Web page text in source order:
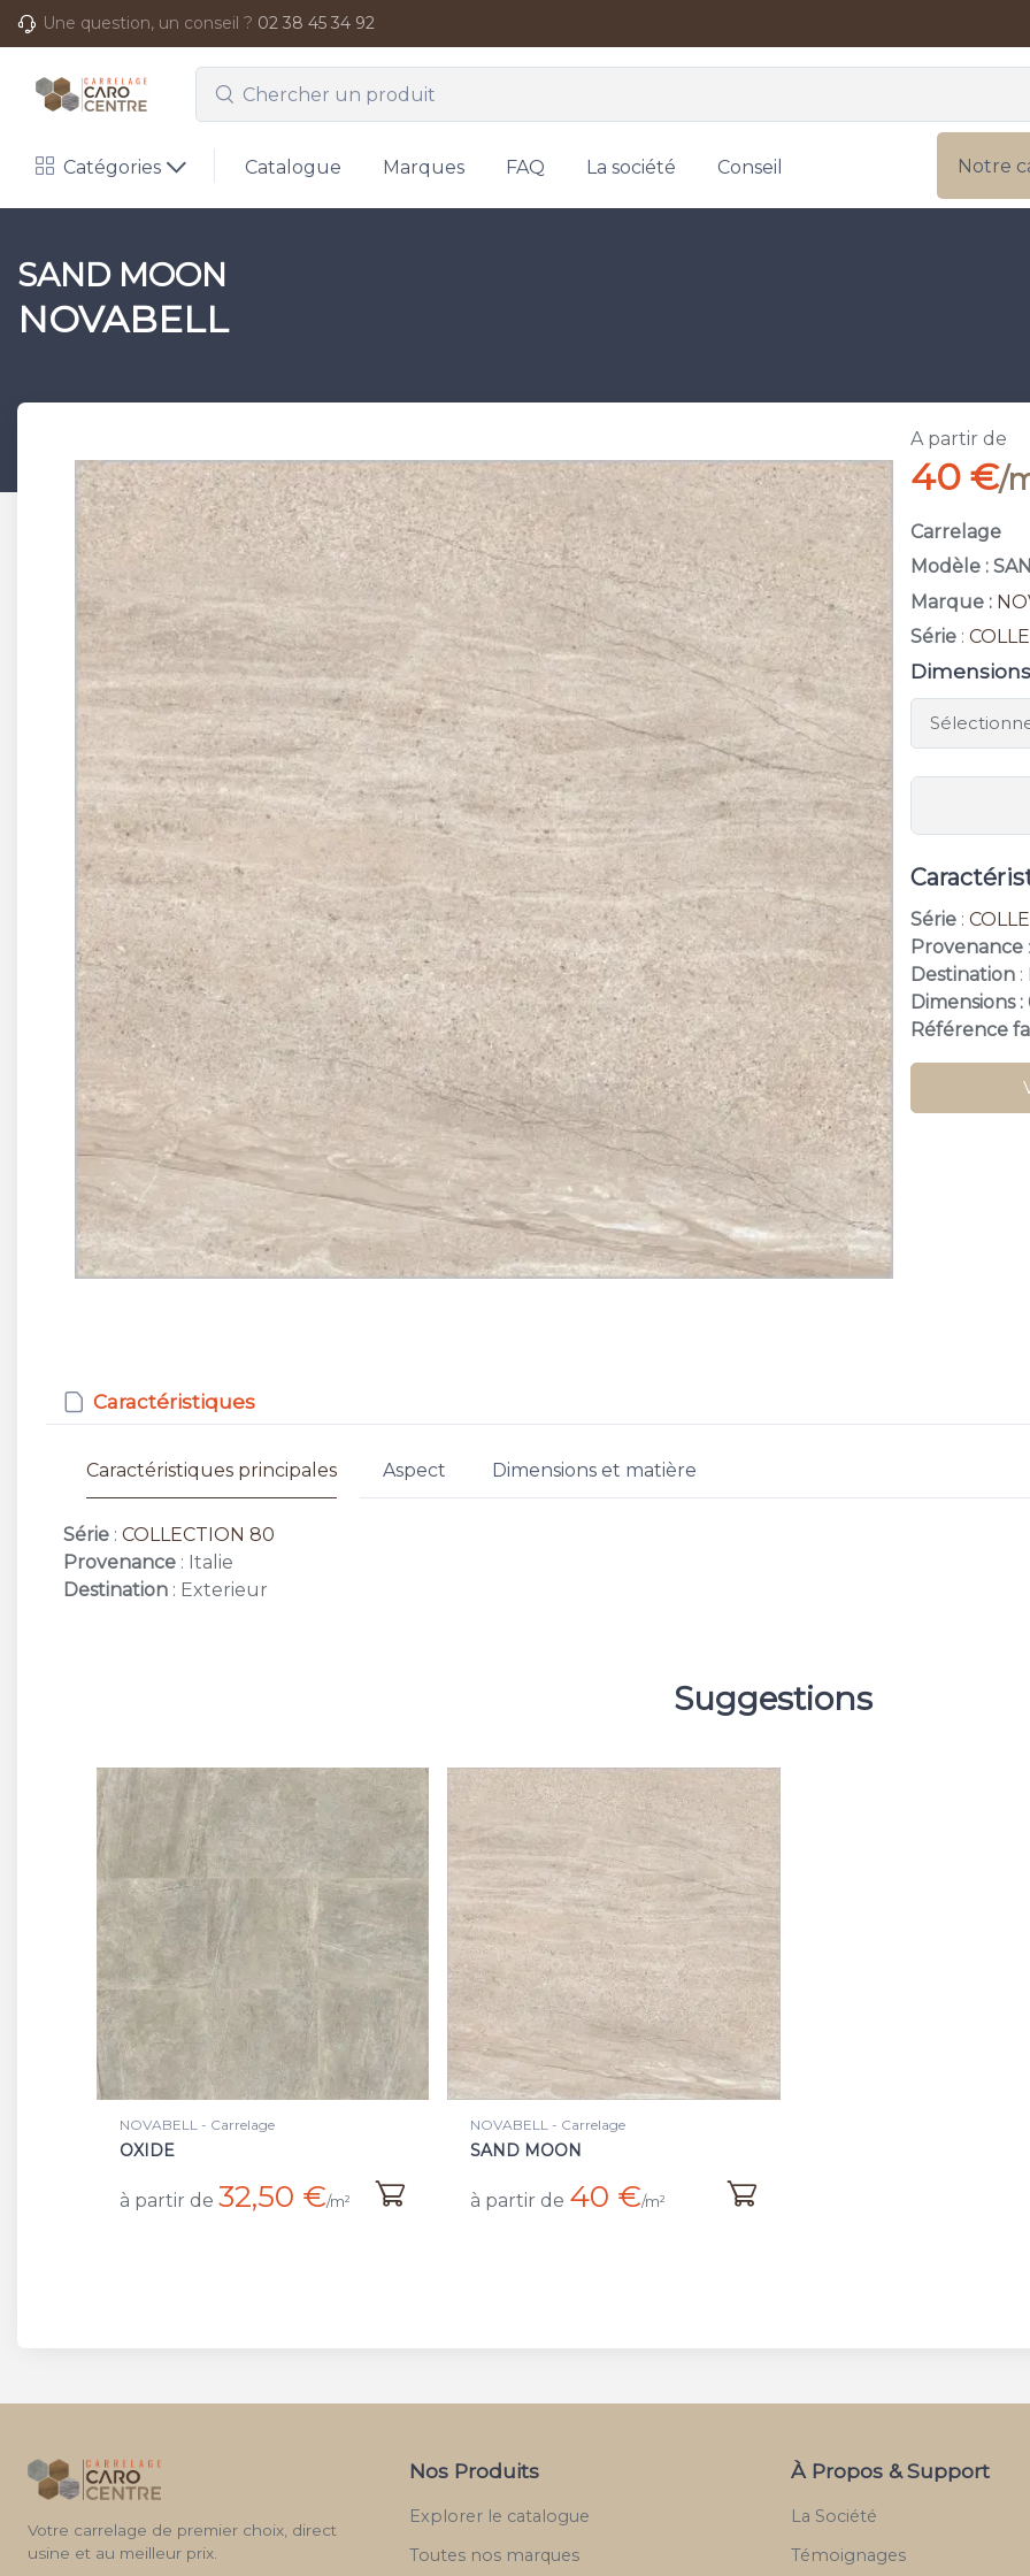
Une question, un conseil ? 02 38 45 34 92
Catégories Catalogue Marques FAQ La société Conseil Notre
SAND MOON
NOVABELL
A partir de
40 €/
Carrelage
Modèle :
Marque :
Série :
Dimensions
Série :
Provenance
Destination :
Dimensions
Référence
Caractéristiques
Caractéristiques principales Aspect Dimensions et matière
Série : COLLECTION 80
Provenance : Italie
Destination : Exterieur
Suggestions
NOVABELL - Carrelage
OXIDE
à partir de 32,50 €/m²
NOVABELL - Carrelage
SAND MOON
à partir de 40 €/m²
Votre carrelage de premier choix, direct
usine et au meilleur prix.
Nos Produits
Explorer le catalogue
Toutes nos marques
À Propos & Support
La Société
Témoignages